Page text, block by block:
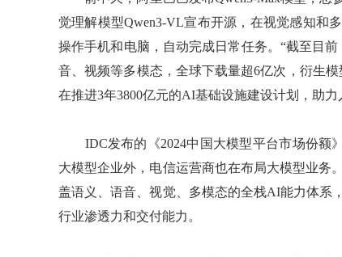
觉理解模型Qwen3-VL宣布开源，在视觉感知和
操作手机和电脑，自动完成日常任务。“截至目
音、视频等多模态，全球下载量超6亿次，衍生
在推进3年3800亿元的AI基础设施建设计划，助力
IDC发布的《2024中国大模型平台市场份额》
大模型企业外，电信运营商也在布局大模型业务
盖语义、语音、视觉、多模态的全栈AI能力体系
行业渗透力和交付能力。